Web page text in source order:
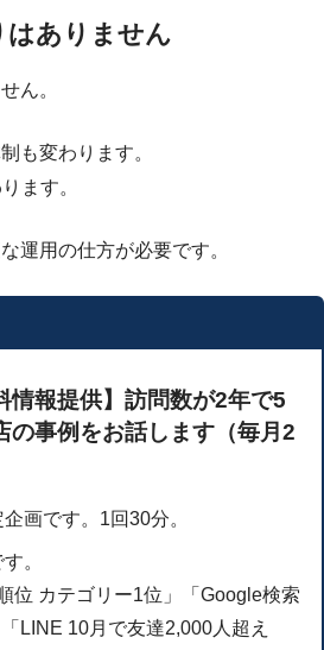
はありません
ん。
も変わります。
ます。
運用の仕方が必要です。
情報提供】訪問数が2年で5
の事例をお話します（毎月2
画です。1回30分。
。
位 カテゴリー1位」「Google検索
LINE 10月で友達2,000人超え